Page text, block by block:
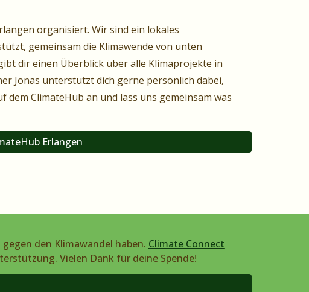
organisiert. Wir sind ein lokales
gemeinsam die Klimawende von unten
dir einen Überblick über alle Klimaprojekte in
Jonas unterstützt dich gerne persönlich dabei,
dem ClimateHub an und lass uns gemeinsam was
Erlangen
den Klimawandel haben. Climate Connect
Vielen Dank für deine Spende!